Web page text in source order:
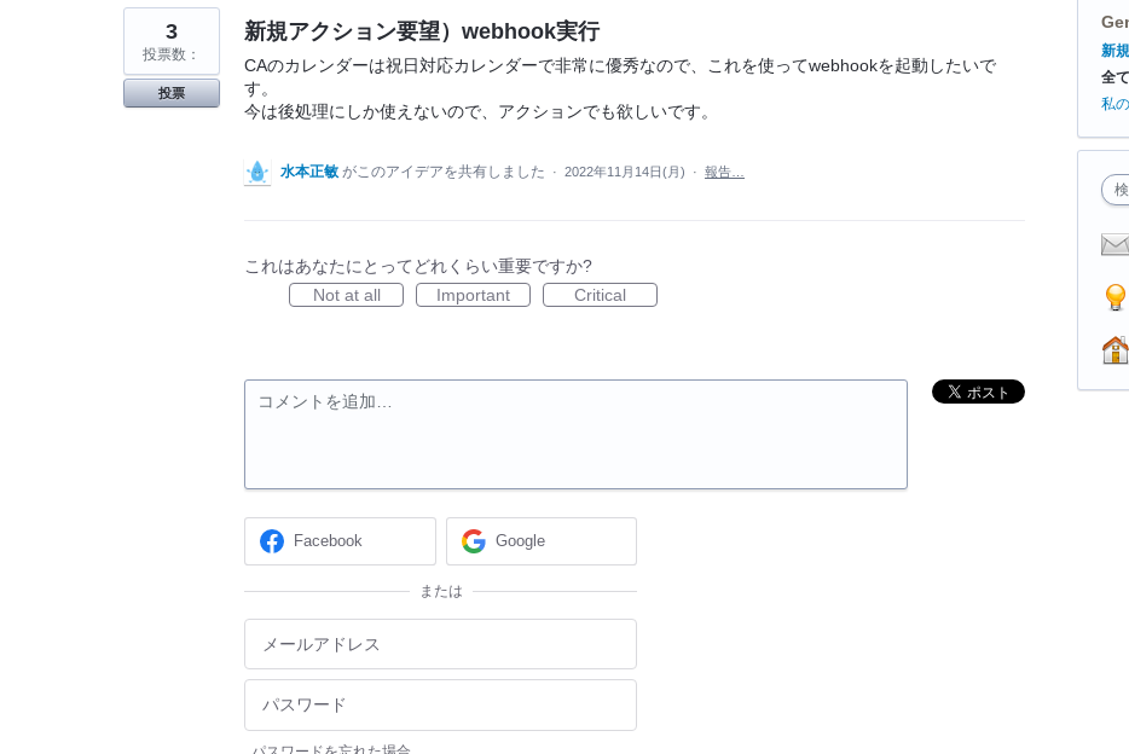
新規アクション要望）webhook実行
CAのカレンダーは祝日対応カレンダーで非常に優秀なので、これを使ってwebhookを起動したいで
す。
今は後処理にしか使えないので、アクションでも欲しいです。
3
投票数：
投票
水本正敏 がこのアイデアを共有しました · 2022年11月14日(月) · 報告…
これはあなたにとってどれくらい重要ですか?
Not at all
Important Critical
コメントを追加…
Facebook Google
または
カ
ゴ
リ
新
全
私